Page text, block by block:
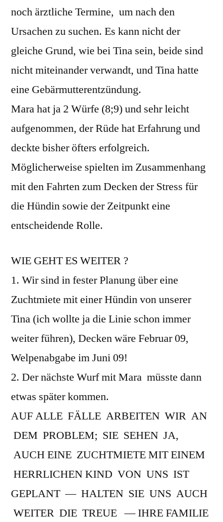
noch ärztliche Termine, um nach den
Ursachen zu suchen. Es kann nicht der
gleiche Grund, wie bei Tina sein, beide sind
nicht miteinander verwandt, und Tina hatte
eine Gebärmutterentzündung.
Mara hat ja 2 Würfe (8;9) und sehr leicht
aufgenommen, der Rüde hat Erfahrung und
deckte bisher öfters erfolgreich.
Möglicherweise spielten im Zusammenhang
mit den Fahrten zum Decken der Stress für
die Hündin sowie der Zeitpunkt eine
entscheidende Rolle.
WIE GEHT ES WEITER ?
1. Wir sind in fester Planung über eine
Zuchtmiete mit einer Hündin von unserer
Tina (ich wollte ja die Linie schon immer
weiter führen), Decken wäre Februar 09,
Welpenabgabe im Juni 09!
2. Der nächste Wurf mit Mara müsste dann
etwas später kommen.
AUF ALLE FÄLLE ARBEITEN WIR AN
DEM PROBLEM; SIE SEHEN JA,
AUCH EINE ZUCHTMIETE MIT EINEM
HERRLICHEN KIND VON UNS IST
GEPLANT — HALTEN SIE UNS AUCH
WEITER DIE TREUE — IHRE FAMILIE